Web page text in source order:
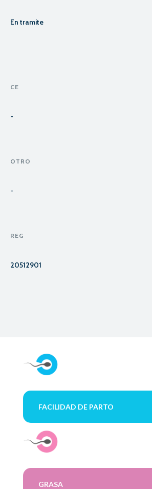
En tramite
CE
-
OTRO
-
REG
20512901
FACILIDAD DE PARTO
GRASA